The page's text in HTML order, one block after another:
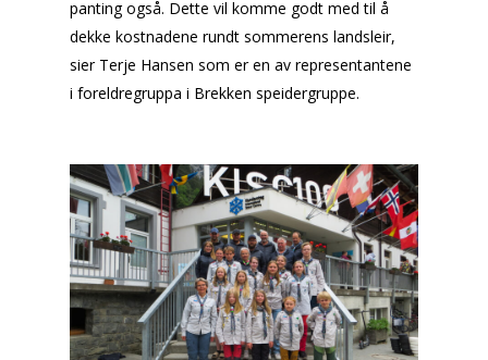
panting også. Dette vil komme godt med til å
dekke kostnadene rundt sommerens landsleir,
sier Terje Hansen som er en av representantene
i foreldregruppa i Brekken speidergruppe.